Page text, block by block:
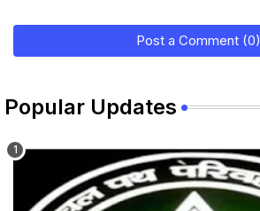
Post a Comment (0)
Popular Updates